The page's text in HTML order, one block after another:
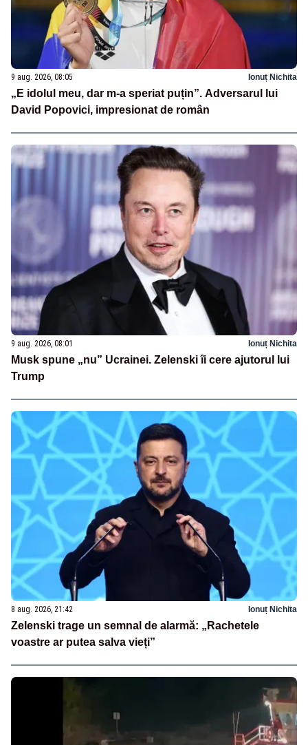
9 aug. 2026, 08:05 Ionuț Nichita
„E idolul meu, dar m-a speriat puțin”. Adversarul lui
David Popovici, impresionat de român
9 aug. 2026, 08:01 Ionuț Nichita
Musk spune „nu” Ucrainei. Zelenski îi cere ajutorul lui
Trump
8 aug. 2026, 21:42 Ionuț Nichita
Zelenski trage un semnal de alarmă: „Rachetele
voastre ar putea salva vieți”